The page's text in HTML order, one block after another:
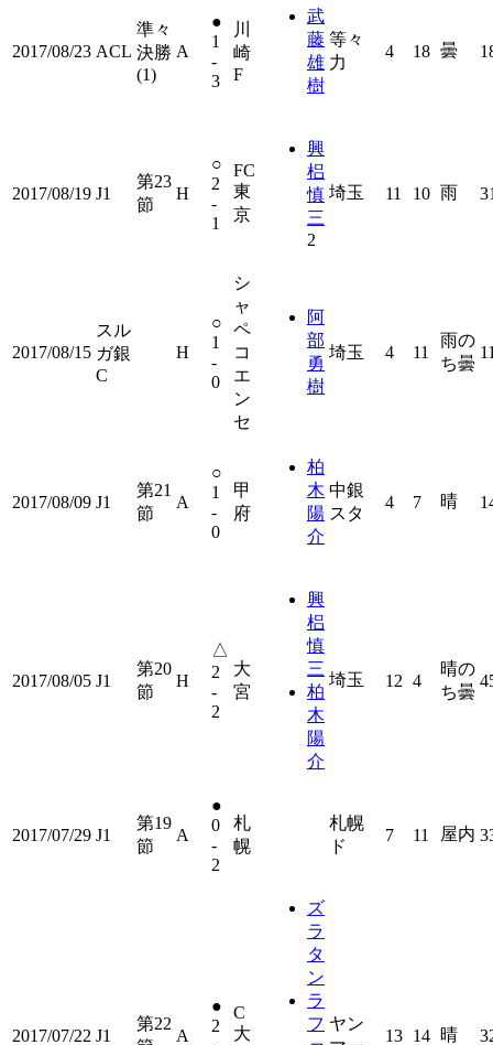
2017/08/23 ACL
準々
決勝
(1)
A
●
1
-
3
川
崎
F
武
藤
雄
樹
等々
力
4 18 曇
2017/08/19 J1
第23
節
H
○
2
-
1
FC
東
京
興
梠
慎
三
2
埼玉 11 10 雨
2017/08/15
スル
ガ銀
C
H
○
1
-
0
シ
ャ
ペ
コ
エ
ン
セ
阿
部
勇
樹
埼玉 4 11
雨の
ち曇
2017/08/09 J1
第21
節
A
○
1
-
0
甲
府
柏
木
陽
介
中銀
スタ
4 7 晴
2017/08/05 J1
第20
節
H
△
2
-
2
大
宮
興
梠
慎
三
柏
木
陽
介
埼玉 12 4
晴の
ち曇
2017/07/29 J1
第19
節
A
●
0
-
2
札
幌
札幌
ド
7 11 屋内
2017/07/22 J1
第22
A
●
2
C
大
ズ
ラ
タ
ン
ラ
フ ヤン
13 14 晴